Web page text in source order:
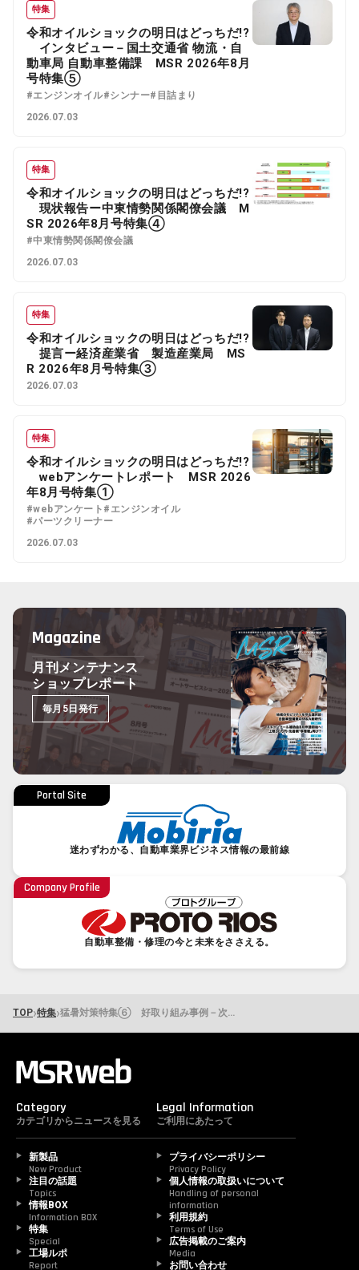
特集
令和オイルショックの明日はどっちだ!?
インタビュー－国土交通省 物流・自
動車局 自動車整備課 MSR 2026年8月
号特集⑤
#エンジンオイル#シンナー#目詰まり
2026.07.03
特集
令和オイルショックの明日はどっちだ!?
現状報告ー中東情勢関係閣僚会議 M
SR 2026年8月号特集④
#中東情勢関係閣僚会議
2026.07.03
特集
令和オイルショックの明日はどっちだ!?
提言ー経済産業省 製造産業局 MS
R 2026年8月号特集③
2026.07.03
特集
令和オイルショックの明日はどっちだ!?
webアンケートレポート MSR 2026
年8月号特集①
#webアンケート #エンジンオイル
#パーツクリーナー
2026.07.03
Magazine
月刊メンテナンス
ショップレポート
毎月5日発行
Portal Site
迷わずわかる、自動車業界ビジネス情報の最前線
Company Profile
自動車整備・修理の今と未来をささえる。
TOP›特集› 猛暑対策特集⑥ 好取り組み事例－次世代整備リーダーの熱中症対策術!!
Category
カテゴリからニュースを見る
新製品
New Product
注目の話題
Topics
情報BOX
Information BOX
特集
Special
工場ルポ
Report
Legal Information
ご利用にあたって
プライバシーポリシー
Privacy Policy
個人情報の取扱いについて
Handling of personal
information
利用規約
Terms of Use
広告掲載のご案内
Media
お問い合わせ